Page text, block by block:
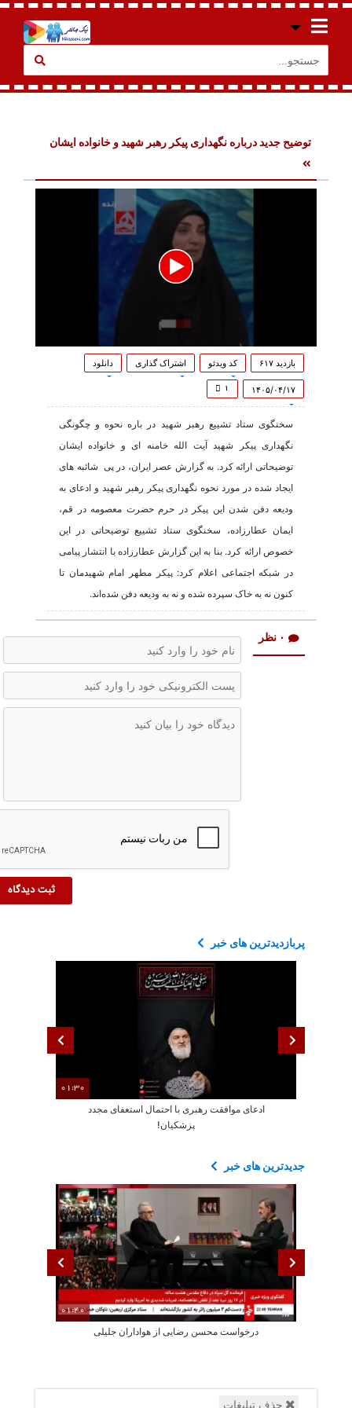
توضیح جدید درباره نگهداری پیکر رهبر شهید و خانواده ایشان
0
seconds
seconds
کد ویدئو اشتراک گذاری دانلود
۱۴۰۵/۰۴/۱۷ ۱
سخنگوی ستاد تشییع رهبر شهید در باره نحوه و چگونگی
نگهداری پیکر شهید آیت الله خامنه ای و خانواده ایشان
توضیحاتی ارائه کرد. به گزارش عصر ایران، در پی ‌ شائبه های
ایجاد شده در مورد نحوه نگهداری پیکر رهبر شهید و ادعای به
ودیعه دفن شدن این پیکر در حرم حضرت معصومه در قم،
ایمان عطارزاده، سخنگوی ستاد تشییع توضیحاتی در این
خصوص ارائه کرد. بنا به این گزارش عطارزاده با انتشار پیامی
در شبکه اجتماعی اعلام کرد: پیکر مطهر امام شهیدمان تا
کنون نه به خاک سپرده شده و نه به ودیعه دفن شده‌اند.
پربازدیدترین های خبر
ادعای موافقت رهبری با احتمال استعفای مجدد
پزشکیان!
جدیدترین های خبر
01:40
درخواست محسن رضایی از هواداران جلیلی
حذف تبلیغات